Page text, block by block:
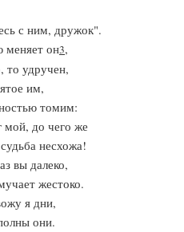
с ним, дружок".
меняет он3,
то удручен,
им,
томим:
мой, до чего же
несхожа!
вы далеко,
жестоко.
я дни,
они.